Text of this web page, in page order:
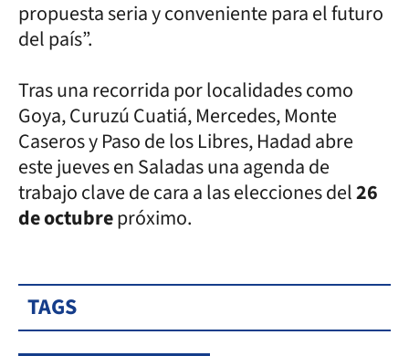
propuesta seria y conveniente para el futuro
del país”.
Tras una recorrida por localidades como
Goya, Curuzú Cuatiá, Mercedes, Monte
Caseros y Paso de los Libres, Hadad abre
este jueves en Saladas una agenda de
trabajo clave de cara a las elecciones del26
de octubrepróximo.
TAGS